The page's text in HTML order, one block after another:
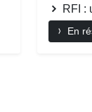
RFI :
En